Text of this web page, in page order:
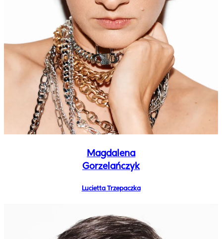
Magdalena
Gorzelańczyk
Lucietta Trzepaczka